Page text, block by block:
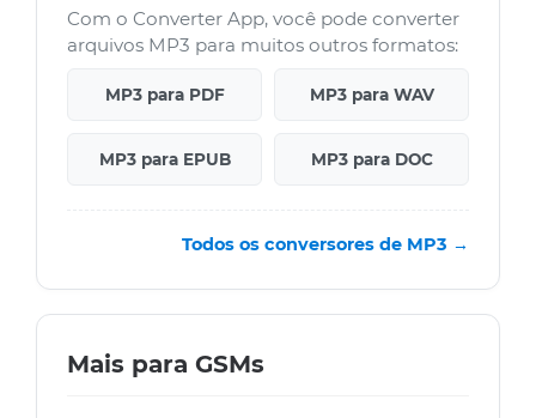
Com o Converter App, você pode converter
arquivos MP3 para muitos outros formatos:
MP3 para PDF MP3 para WAV
MP3 para EPUB MP3 para DOC
Todos os conversores de MP3 →
Mais para GSMs